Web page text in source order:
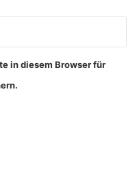
in diesem Browser für